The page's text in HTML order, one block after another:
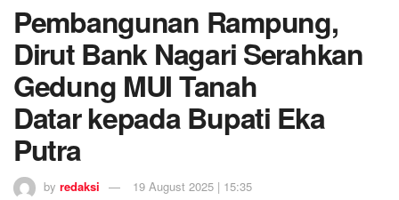
Pembangunan Rampung,
Dirut Bank Nagari Serahkan
Gedung MUI Tanah
Datar kepada Bupati Eka
Putra
by redaksi 19 August 2025 | 15:35